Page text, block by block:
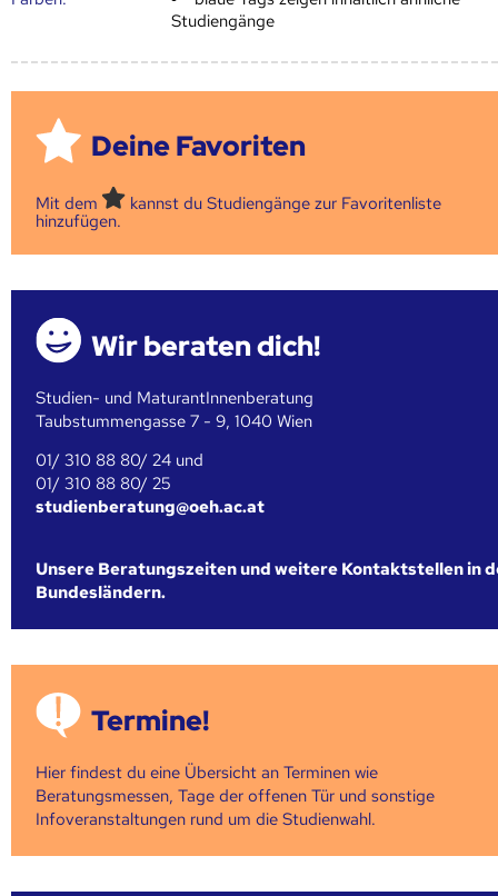
Studiengänge
Deine Favoriten
Mit dem
kannst du Studiengänge zur Favoritenliste
hinzufügen.
Wir beraten dich!
Studien- und MaturantInnenberatung
Taubstummengasse 7 - 9, 1040 Wien
01/ 310 88 80/ 24 und
01/ 310 88 80/ 25
studienberatung@oeh.ac.at
Unsere Beratungszeiten und weitere Kontaktstellen in
Bundesländern.
Termine!
Hier findest du eine Übersicht an Terminen wie
Beratungsmessen, Tage der offenen Tür und sonstige
Infoveranstaltungen rund um die Studienwahl.